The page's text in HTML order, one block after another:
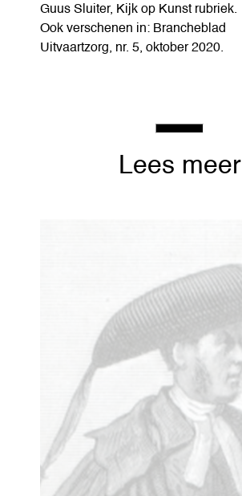
Guus Sluiter, Kijk op Kunst rubriek.
Ook verschenen in: Brancheblad
Uitvaartzorg, nr. 5, oktober 2020.
Lees meer